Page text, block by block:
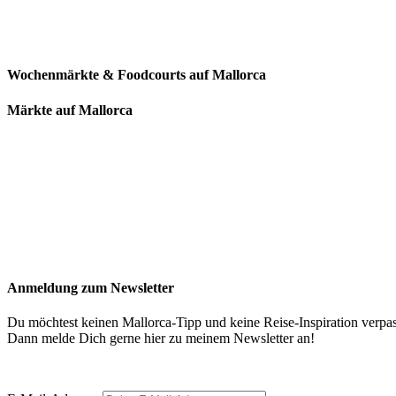
Wochenmärkte & Foodcourts auf Mallorca
Märkte auf Mallorca
Anmeldung zum Newsletter
Du möchtest keinen Mallorca-Tipp und keine Reise-Inspiration
Dann melde Dich gerne hier zu meinem Newsletter an!